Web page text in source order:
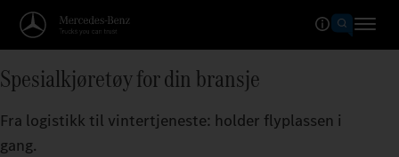
Spesialkjøretøy for din bransje
Fra logistikk til vintertjeneste: holder flyplassen i
gang.